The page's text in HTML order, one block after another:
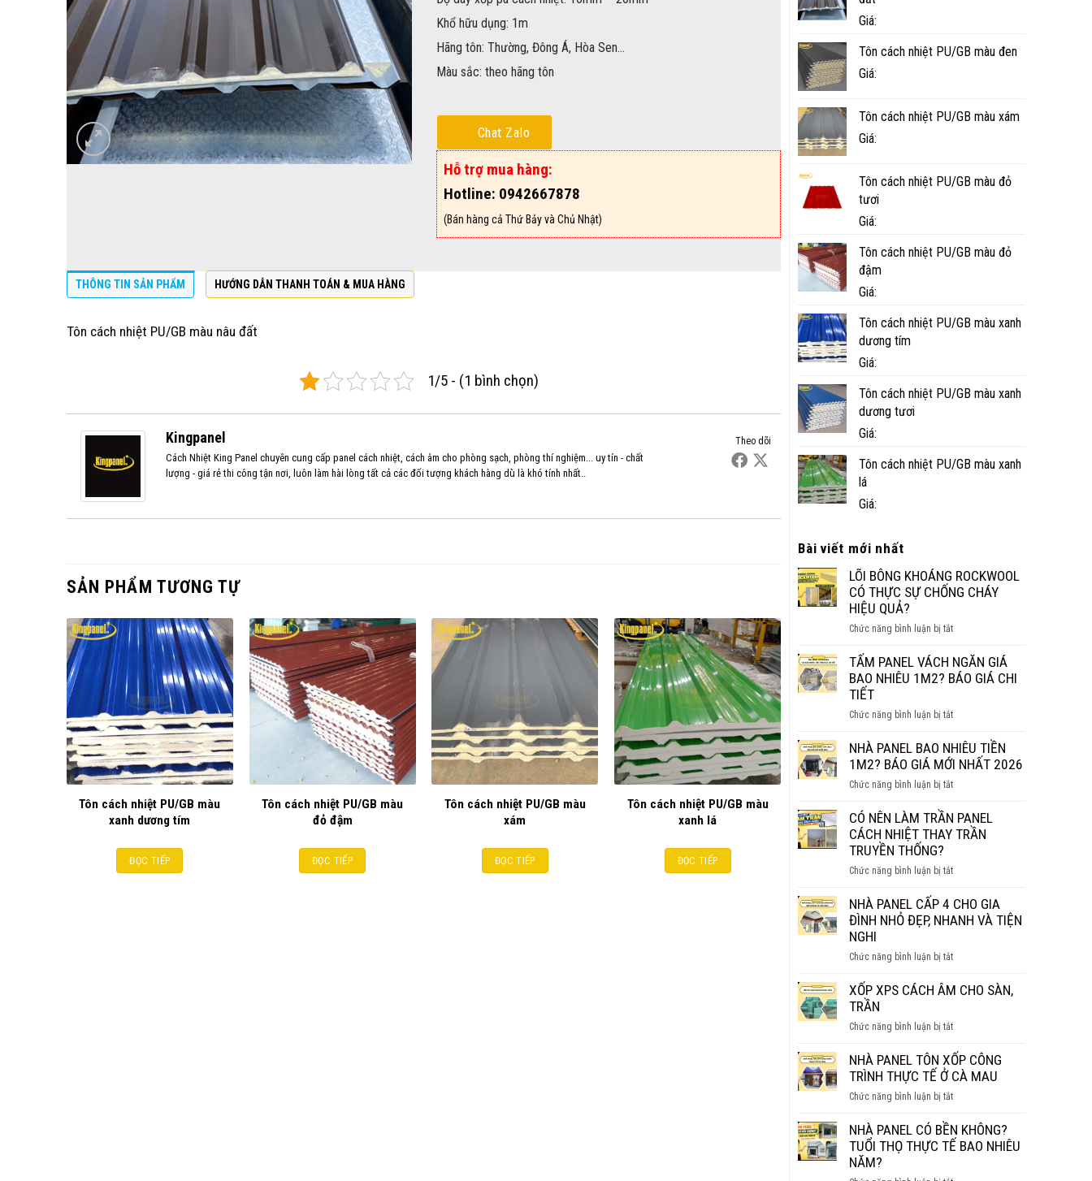
Giá:
Tôn cách nhiệt PU/GB màu đen
Giá:
Tôn cách nhiệt PU/GB màu xám
Giá:
Tôn cách nhiệt PU/GB màu đỏ
tươi
Giá:
Tôn cách nhiệt PU/GB màu đỏ
đậm
Giá:
Tôn cách nhiệt PU/GB màu xanh
dương tím
Giá:
Tôn cách nhiệt PU/GB màu xanh
dương tươi
Giá:
Tôn cách nhiệt PU/GB màu xanh
lá
Giá:
Bài viết mới nhất
LÕI BÔNG KHOÁNG ROCKWOOL
CÓ THỰC SỰ CHỐNG CHÁY
HIỆU QUẢ?
Chức năng bình luận bị tắtở
BÔNG
KHOÁNG
THỰC
CHỐNG
CHÁY
HIỆU
TẤM PANEL VÁCH NGĂN GIÁ
BAO NHIÊU 1M2? BÁO GIÁ CHI
TIẾT
Chức năng bình luận bị tắtở
PANEL
VÁCH
GIÁ
NHIÊU
1M2?
GIÁ
TIẾT
NHÀ PANEL BAO NHIÊU TIỀN
1M2? BÁO GIÁ MỚI NHẤT 2026
Chức năng bình luận bị tắtở
PANEL
BAO
1M2?
GIÁ
MỚI
2026
CÓ NÊN LÀM TRẦN PANEL
CÁCH NHIỆT THAY TRẦN
TRUYỀN THỐNG?
Chức năng bình luận bị tắtở
NÊN
LÀM
CÁCH
THAY
TRUYỀN
NHÀ PANEL CẤP 4 CHO GIA
ĐÌNH NHỎ ĐẸP, NHANH VÀ TIỆN
NGHI
Chức năng bình luận bị tắtở
PANEL
CHO
GIA
ĐÌNH
NHỎ
ĐẸP,
VÀ
TIỆN
XỐP XPS CÁCH ÂM CHO SÀN,
TRẦN
Chức năng bình luận bị tắtở
XPS
CÁCH
CHO
TRẦN
NHÀ PANEL TÔN XỐP CÔNG
TRÌNH THỰC TẾ Ở CÀ MAU
Chức năng bình luận bị tắtở
PANEL
TÔN
NHÀ PANEL CÓ BỀN KHÔNG?
TUỔI THỌ THỰC TẾ BAO NHIÊU
NĂM?
Khổ hữu dụng: 1m
Hãng tôn: Thường, Đông Á, Hòa Sen…
Màu sắc: theo hãng tôn
Chat Zalo
Hỗ trợ mua hàng:
Hotline: 0942667878
(Bán hàng cả Thứ Bảy và Chủ Nhật)
THÔNG TIN SẢN PHẨM HƯỚNG DẪN THANH TOÁN & MUA HÀNG
Tôn cách nhiệt PU/GB màu nâu đất
1/5 - (1 bình chọn)
Theo dõi
Kingpanel
Cách Nhiệt King Panel chuyên cung cấp panel cách nhiệt, cách âm cho phòng sạch, phòng thí nghiệm... uy tín - chất
lượng - giá rẻ thi công tận nơi, luôn làm hài lòng tất cả các đối tượng khách hàng dù là khó tính nhất..
SẢN PHẨM TƯƠNG TỰ
Tôn cách nhiệt PU/GB màu
xanh dương tím
ĐỌC TIẾP
Tôn cách nhiệt PU/GB màu
đỏ đậm
ĐỌC TIẾP
Tôn cách nhiệt PU/GB màu
xám
ĐỌC TIẾP
Tôn cách nhiệt PU/GB màu
xanh lá
ĐỌC TIẾP